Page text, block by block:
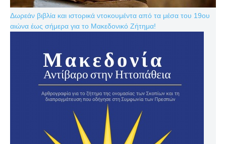
Δωρεάν βιβλία και ιστορικά ντοκουμέντα από τα μέσα του 19ου
αιώνα έως σήμερα για το Μακεδονικό Ζήτημα!